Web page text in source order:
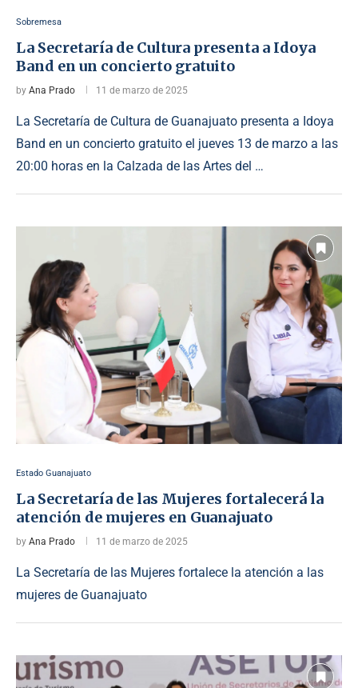
Sobremesa
La Secretaría de Cultura presenta a Idoya
Band en un concierto gratuito
by Ana Prado 11 de marzo de 2025
La Secretaría de Cultura de Guanajuato presenta a Idoya
Band en un concierto gratuito el jueves 13 de marzo a las
20:00 horas en la Calzada de las Artes del …
Estado Guanajuato
La Secretaría de las Mujeres fortalecerá la
atención de mujeres en Guanajuato
by Ana Prado 11 de marzo de 2025
La Secretaría de las Mujeres fortalece la atención a las
mujeres de Guanajuato